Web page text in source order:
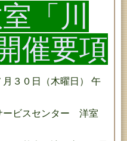
「川
催要項
０日（木曜日） 午
スセンター 洋室